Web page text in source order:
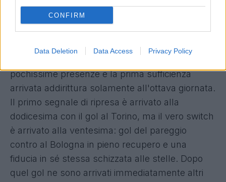
CONFIRM
Data Deletion Data Access Privacy Policy
arrivo a Como si era molto parlato di lui,
centrocampista estremamente talentuoso e
decisamente prolifico. Il suo avvio di stagione
pochissime presenze e la prima sufficienza
arrivata addirittura solamente all'ottava giornata.
Il primo segnale di ripresa è arrivato alla
dodicesima con il gol al Torino, ma il vero switch
è arrivato alla ventesima: gol del pareggio
contro al Bologna in pieno recupero e una
fiducia in sé stessa schizzata alle stelle. Dopo
quel gol ne sono arrivati immediatamente altri